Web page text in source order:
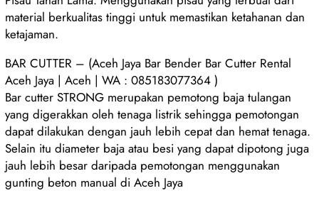
material berkualitas tinggi untuk memastikan ketahanan dan
ketajaman.
BAR CUTTER – (Aceh Jaya Bar Bender Bar Cutter Rental
Aceh Jaya | Aceh | WA : 085183077364 )
Bar cutter STRONG merupakan pemotong baja tulangan
yang digerakkan oleh tenaga listrik sehingga pemotongan
dapat dilakukan dengan jauh lebih cepat dan hemat tenaga.
Selain itu diameter baja atau besi yang dapat dipotong juga
jauh lebih besar daripada pemotongan menggunakan
gunting beton manual di Aceh Jaya